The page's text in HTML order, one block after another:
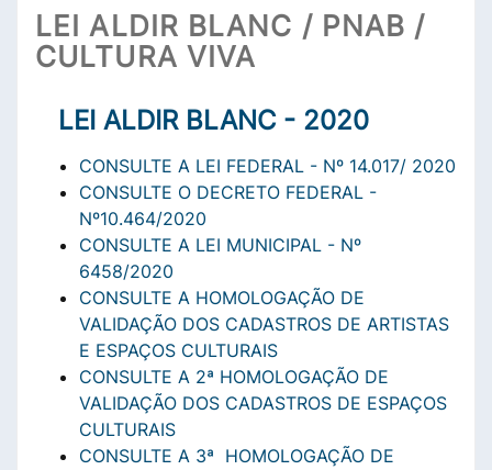
LEI ALDIR BLANC / PNAB /
CULTURA VIVA
LEI ALDIR BLANC - 2020
CONSULTE A LEI FEDERAL - Nº 14.017/ 2020
CONSULTE O DECRETO FEDERAL -
Nº10.464/2020
CONSULTE A LEI MUNICIPAL - Nº
6458/2020
CONSULTE A HOMOLOGAÇÃO DE
VALIDAÇÃO DOS CADASTROS DE ARTISTAS
E ESPAÇOS CULTURAIS
CONSULTE A 2ª HOMOLOGAÇÃO DE
VALIDAÇÃO DOS CADASTROS DE ESPAÇOS
CULTURAIS
CONSULTE A 3ª HOMOLOGAÇÃO DE